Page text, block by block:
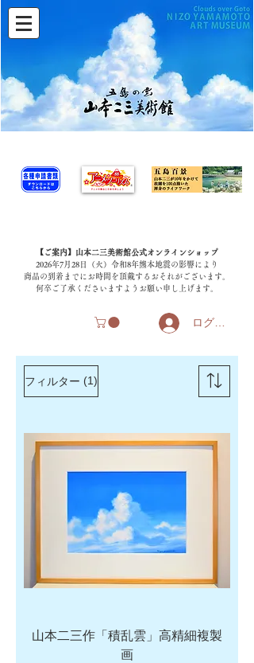
【ご案内】山本二三美術館公式オンラインショップ
2026年7月28日（火）令和8年熊本地震の影響により
商品の到着までにお時間を頂戴するおそれがございます。
​何卒ご了承くださいますようお願い申し上げます。
ログイン
フィルター (1)
山本二三作「積乱雲」高精細複製
画